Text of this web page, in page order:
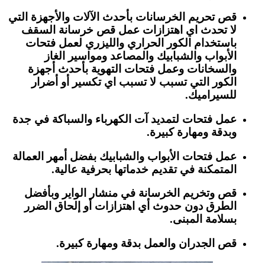
قص تحريم الخرسانات بأحدث الآلات والأجهزة التي
لا تحدث اي اهتزازات عمل قص خرسانة السقف
باستخدام الكور الحراري والليزري لعمل فتحات
الأبواب والشبابيك والمصاعد ومواسير الغاز
والسخانات وعمل فتحات التهوية بأحدث أجهزة
الكور التي تسبب لا تسبب اي تكسير أو أضرار
للسيراميك.
عمل فتحات لتمديد آت الكهرباء والسباكة في جدة
وبدقة ومهارة كبيرة.
عمل فتحات الأبواب والشبابيك بفضل أمهر العمالة
المتمكنة في تقديم خدماتها بحرفية عالية.
قص وتخريم الخرسانة في منشار الواير وبأفضل
الطرق دون حدوث أي اهتزازات أو إلحاق الضرر
بسلامة المبنى.
قص الجدران والعمل بدقة ومهارة كبيرة.